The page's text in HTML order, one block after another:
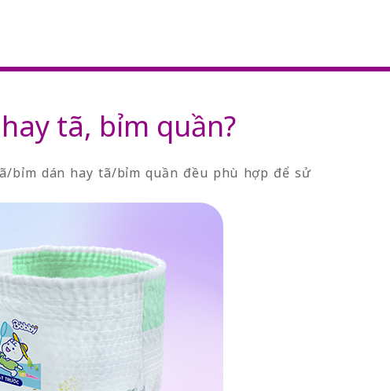
tã, bỉm quần?
bỉm dán hay tã/bỉm quần đều phù hợp để sử